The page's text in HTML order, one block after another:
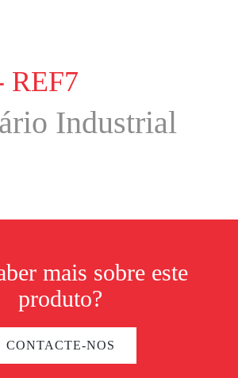
REF7
Industrial
mais sobre este
produto?
CONTACTE-NOS